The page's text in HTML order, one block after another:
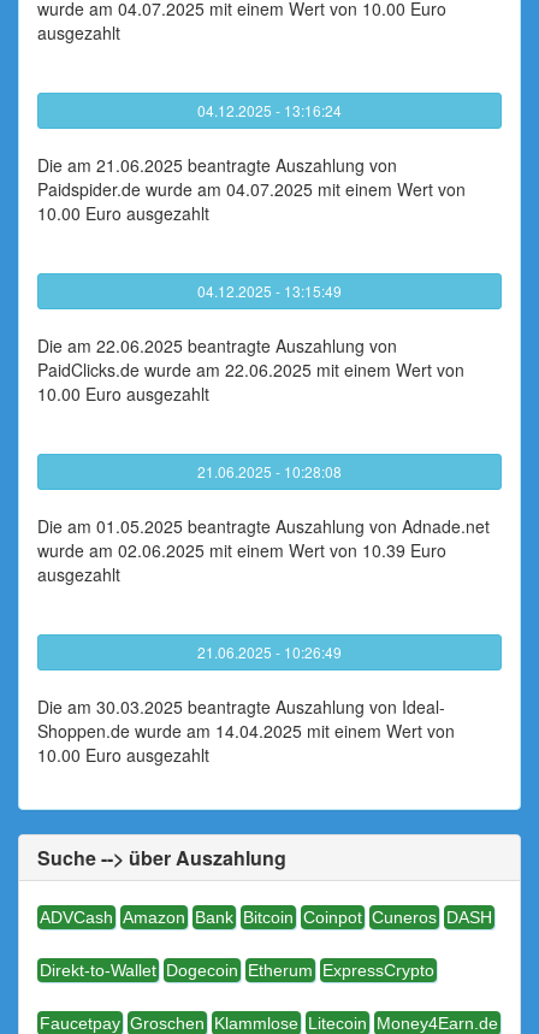
wurde am 04.07.2025 mit einem Wert von 10.00 Euro
ausgezahlt
04.12.2025 - 13:16:24
Die am 21.06.2025 beantragte Auszahlung von
Paidspider.de wurde am 04.07.2025 mit einem Wert von
10.00 Euro ausgezahlt
04.12.2025 - 13:15:49
Die am 22.06.2025 beantragte Auszahlung von
PaidClicks.de wurde am 22.06.2025 mit einem Wert von
10.00 Euro ausgezahlt
21.06.2025 - 10:28:08
Die am 01.05.2025 beantragte Auszahlung von Adnade.net
wurde am 02.06.2025 mit einem Wert von 10.39 Euro
ausgezahlt
21.06.2025 - 10:26:49
Die am 30.03.2025 beantragte Auszahlung von Ideal-
Shoppen.de wurde am 14.04.2025 mit einem Wert von
10.00 Euro ausgezahlt
Suche --> über Auszahlung
ADVCash Amazon Bank Bitcoin Coinpot Cuneros DASH
Direkt-to-Wallet Dogecoin Etherum ExpressCrypto
Faucetpay Groschen Klammlose Litecoin Money4Earn.de